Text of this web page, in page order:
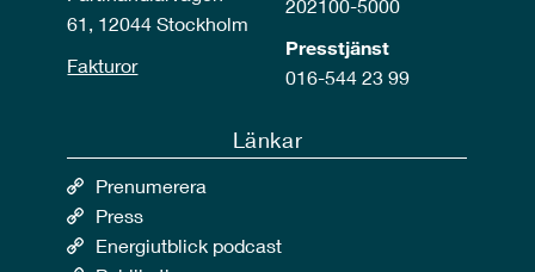
61, 12044 Stockholm
Fakturor
202100-5000
Presstjänst
016-544 23 99
Länkar
Prenumerera
Press
Energiutblick podcast